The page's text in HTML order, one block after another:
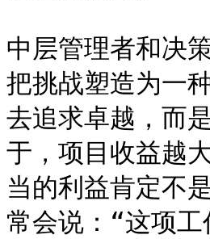
中层管理者和决
把挑战塑造为一
去追求卓越，而
于，项目收益越
当的利益肯定不
常会说：“这项